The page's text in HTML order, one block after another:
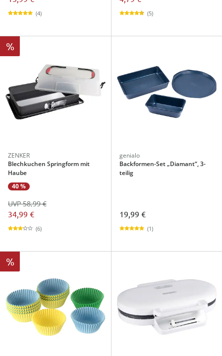
(4) (5)
%
ZENKER
Blechkuchen Springform mit
Haube
40 %
34,99 €
UVP 58,99 €
(6)
genialo
Backformen-Set „Diamant“, 3-
teilig
19,99 €
(1)
%